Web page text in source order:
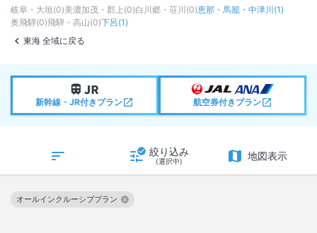
岐阜・大垣(0)美濃加茂・郡上(0)白川郷・荘川 (0)恵那・馬籠・中津川 (1)
奥飛騨(0)飛騨・高山(0)下呂(1)
東海 全域に戻る
新幹線・JR付きプラン 航空券付きプラン
絞り込み
(選択中) 地図表示
オールインクルーシブプラン
この絞り込み条件を解除